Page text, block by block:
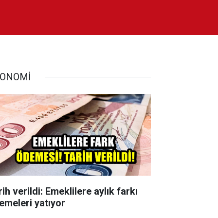
verildi: Emeklilere aylık farkı
yatıyor